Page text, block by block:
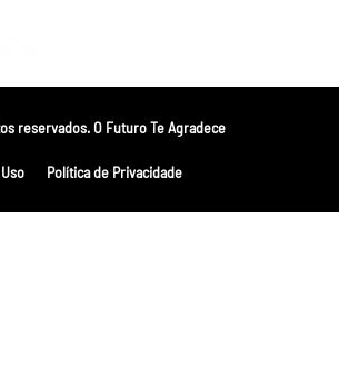
reservados. O Futuro Te Agradece
Política de Privacidade